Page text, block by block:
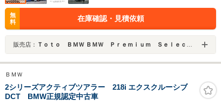
無
料
在庫確認・見積依頼
販売店： Ｔｏｔｏ ＢＭＷ ＢＭＷ Ｐｒｅｍｉｕｍ Ｓｅｌｅｃｔｉｏｎ 渋谷松濤
ＢＭＷ
2シリーズアクティブツアラー 218i エクスクルーシブ
DCT BMW正規認定中古車